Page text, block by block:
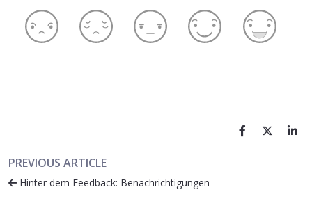
PREVIOUS ARTICLE
Hinter dem Feedback: Benachrichtigungen